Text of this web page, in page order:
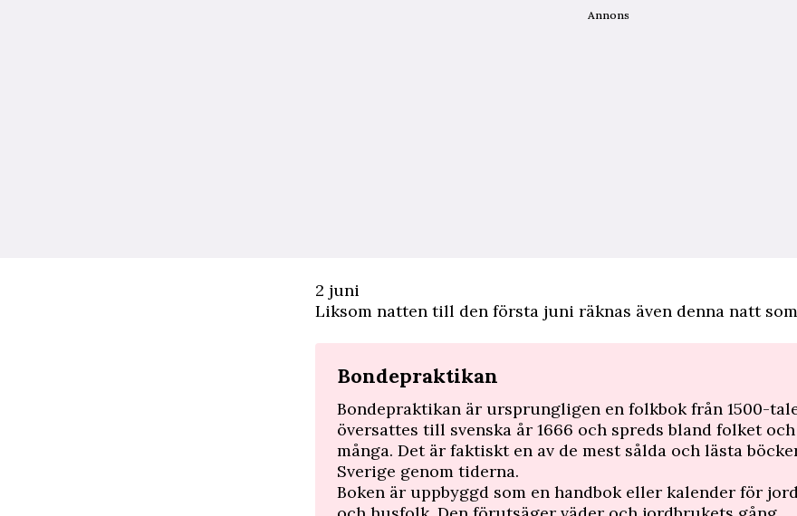
Annons
2 juni
Liksom natten till den första juni räknas även denna natt
Bondepraktikan
Bondepraktikan är ursprungligen en folkbok från 1500-
översattes till svenska år 1666 och spreds bland folket
många. Det är faktiskt en av de mest sålda och lästa
Sverige genom tiderna.
Boken är uppbyggd som en handbok eller kalender för